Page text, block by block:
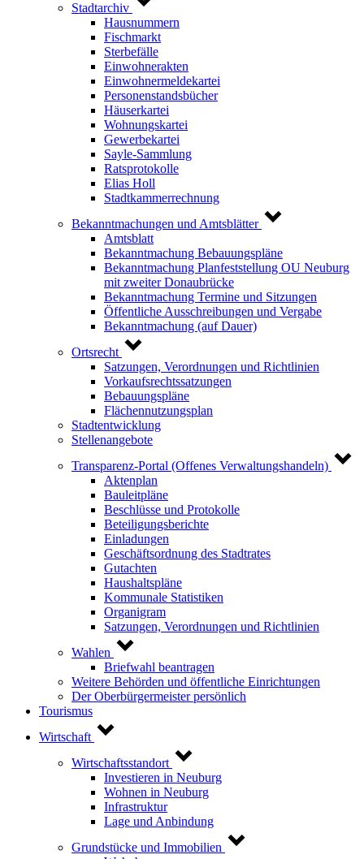
Stadtarchiv
Hausnummern
Fischmarkt
Sterbefälle
Einwohnerakten
Einwohnermeldekartei
Personenstandsbücher
Häuserkartei
Wohnungskartei
Gewerbekartei
Sayle-Sammlung
Ratsprotokolle
Elias Holl
Stadtkammerrechnung
Bekanntmachungen und Amtsblätter
Amtsblatt
Bekanntmachung Bebauungspläne
Bekanntmachung Planfeststellung OU Neuburg
mit zweiter Donaubrücke
Bekanntmachung Termine und Sitzungen
Öffentliche Ausschreibungen und Vergabe
Bekanntmachung (auf Dauer)
Ortsrecht
Satzungen, Verordnungen und Richtlinien
Vorkaufsrechtssatzungen
Bebauungspläne
Flächennutzungsplan
Stadtentwicklung
Stellenangebote
Transparenz-Portal (Offenes Verwaltungshandeln)
Aktenplan
Bauleitpläne
Beschlüsse und Protokolle
Beteiligungsberichte
Einladungen
Geschäftsordnung des Stadtrates
Gutachten
Haushaltspläne
Kommunale Statistiken
Organigram
Satzungen, Verordnungen und Richtlinien
Wahlen
Briefwahl beantragen
Weitere Behörden und öffentliche Einrichtungen
Der Oberbürgermeister persönlich
Tourismus
Wirtschaft
Wirtschaftsstandort
Investieren in Neuburg
Wohnen in Neuburg
Infrastruktur
Lage und Anbindung
Grundstücke und Immobilien